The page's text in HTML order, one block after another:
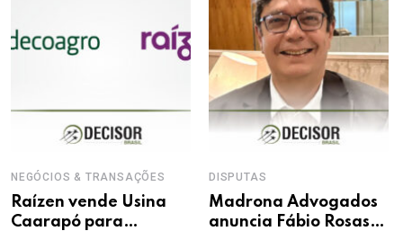
NEGÓCIOS & TRANSAÇÕES
Raízen vende Usina
Caarapó para
DISPUTAS
Madrona Advogados
anuncia Fábio Rosas